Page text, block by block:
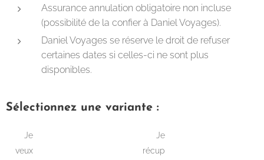
Assurance annulation obligatoire non incluse
(possibilité de la confier à Daniel Voyages).
Daniel Voyages se réserve le droit de refuser
certaines dates si celles-ci ne sont plus
disponibles.
Sélectionnez une variante :
Je
veux
Je
récup